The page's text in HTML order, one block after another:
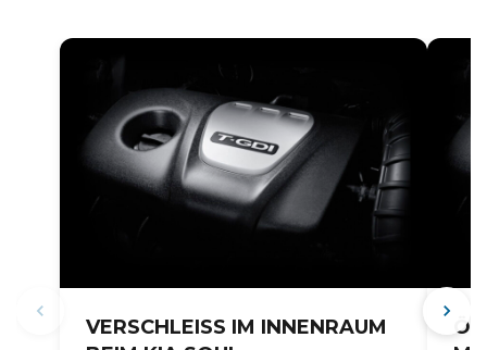
VERSCHLEISS IM INNENRAUM B